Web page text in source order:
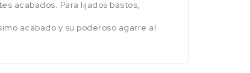
acabados. Para lijados bastos,
acabado y su poderoso agarre al